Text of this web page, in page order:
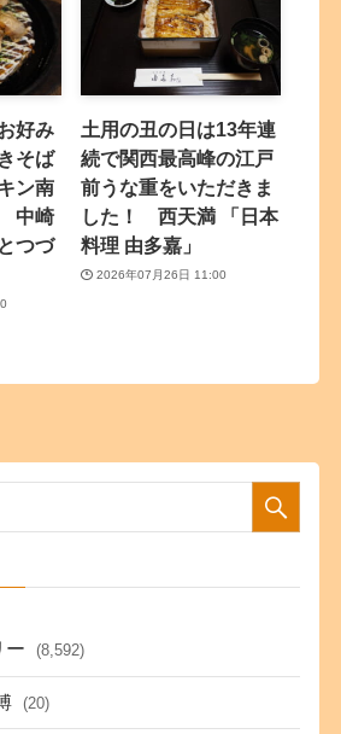
好み
そば
ン南
中崎
つづ
土用の丑の日は13年連
続で関西最高峰の江戸
前うな重をいただきま
した！ 西天満 「日本
料理 由多嘉」
2026年07月26日 11:00
ー (8,592)
(20)